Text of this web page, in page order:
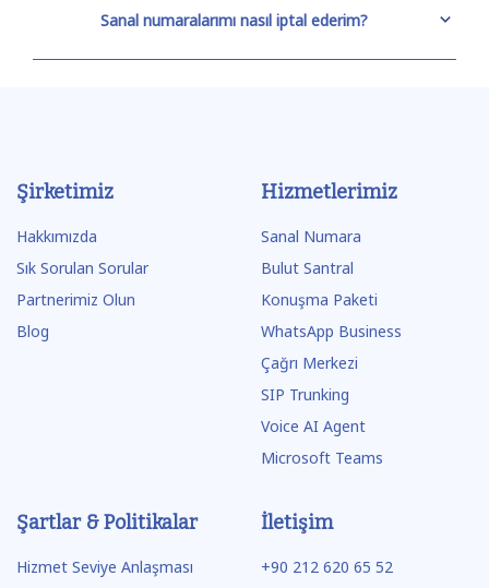
Sanal numaralarımı nasıl iptal ederim?
Şirketimiz
Hakkımızda
Sık Sorulan Sorular
Partnerimiz Olun
Blog
Hizmetlerimiz
Sanal Numara
Bulut Santral
Konuşma Paketi
WhatsApp Business
Çağrı Merkezi
SIP Trunking
Voice AI Agent
Microsoft Teams
Şartlar & Politikalar
Hizmet Seviye Anlaşması
İletişim
+90 212 620 65 52